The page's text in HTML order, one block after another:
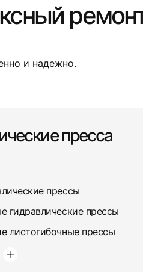
и надежно.
пресса
прессы
гидравлические прессы
листогибочные прессы